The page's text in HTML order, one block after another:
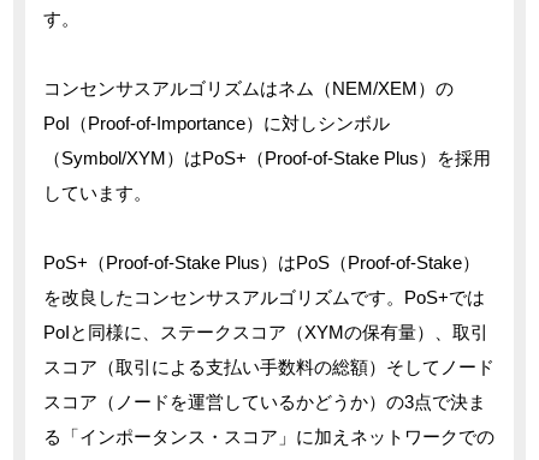
す。
コンセンサスアルゴリズムはネム（NEM/XEM）の
PoI（Proof-of-Importance）に対しシンボル
（Symbol/XYM）はPoS+（Proof-of-Stake Plus）を採用
しています。
PoS+（Proof-of-Stake Plus）はPoS（Proof-of-Stake）
を改良したコンセンサスアルゴリズムです。PoS+では
PoIと同様に、ステークスコア（XYMの保有量）、取引
スコア（取引による支払い手数料の総額）そしてノード
スコア（ノードを運営しているかどうか）の3点で決ま
る「インポータンス・スコア」に加えネットワークでの